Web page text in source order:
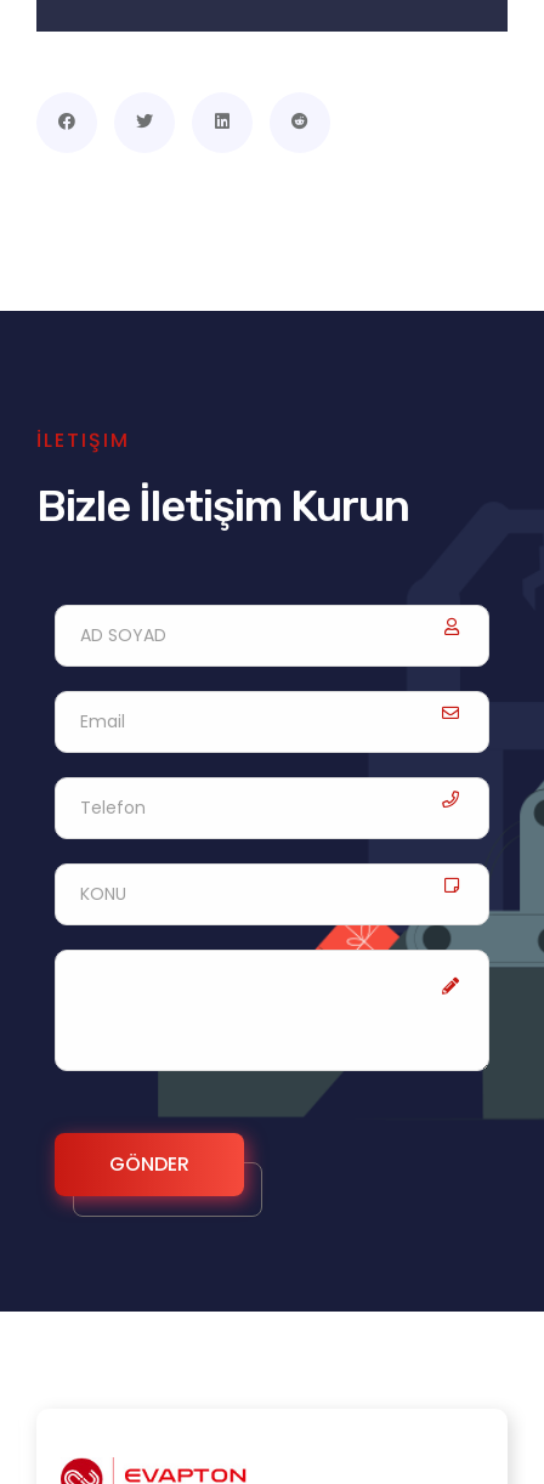
İLETIŞIM
Bizle İletişim Kurun
GÖNDER